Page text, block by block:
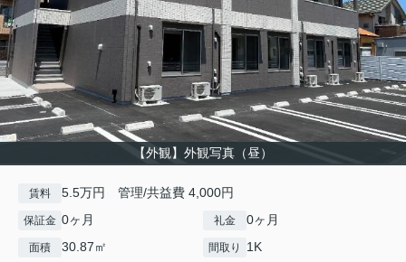
【外観】外観写真（昼）
賃料 5.5万円 管理/共益費 4,000円
保証金 0ヶ月 礼金 0ヶ月
面積 30.87㎡ 間取り 1K